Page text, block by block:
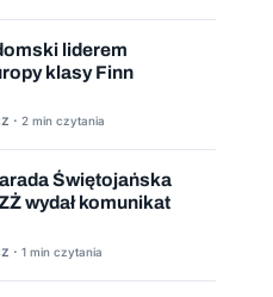
liderem
klasy Finn
· 2 min czytania
Świętojańska
wydał komunikat
· 1 min czytania